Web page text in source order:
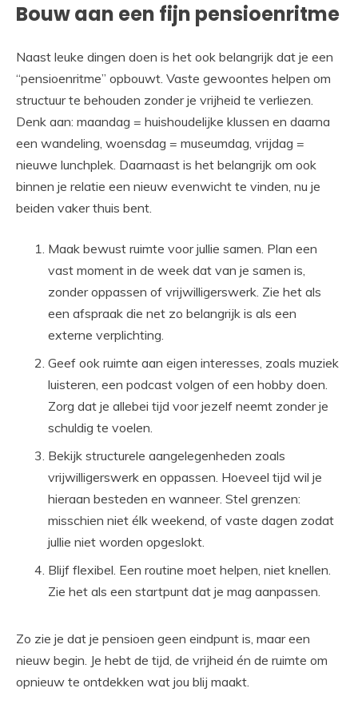
Bouw aan een fijn pensioenritme
Naast leuke dingen doen is het ook belangrijk dat je een
“pensioenritme” opbouwt. Vaste gewoontes helpen om
structuur te behouden zonder je vrijheid te verliezen.
Denk aan: maandag = huishoudelijke klussen en daarna
een wandeling, woensdag = museumdag, vrijdag =
nieuwe lunchplek. Daarnaast is het belangrijk om ook
binnen je relatie een nieuw evenwicht te vinden, nu je
beiden vaker thuis bent.
Maak bewust ruimte voor jullie samen. Plan een
vast moment in de week dat van je samen is,
zonder oppassen of vrijwilligerswerk. Zie het als
een afspraak die net zo belangrijk is als een
externe verplichting.
Geef ook ruimte aan eigen interesses, zoals muziek
luisteren, een podcast volgen of een hobby doen.
Zorg dat je allebei tijd voor jezelf neemt zonder je
schuldig te voelen.
Bekijk structurele aangelegenheden zoals
vrijwilligerswerk en oppassen. Hoeveel tijd wil je
hieraan besteden en wanneer. Stel grenzen:
misschien niet élk weekend, of vaste dagen zodat
jullie niet worden opgeslokt.
Blijf flexibel. Een routine moet helpen, niet knellen.
Zie het als een startpunt dat je mag aanpassen.
Zo zie je dat je pensioen geen eindpunt is, maar een
nieuw begin. Je hebt de tijd, de vrijheid én de ruimte om
opnieuw te ontdekken wat jou blij maakt.